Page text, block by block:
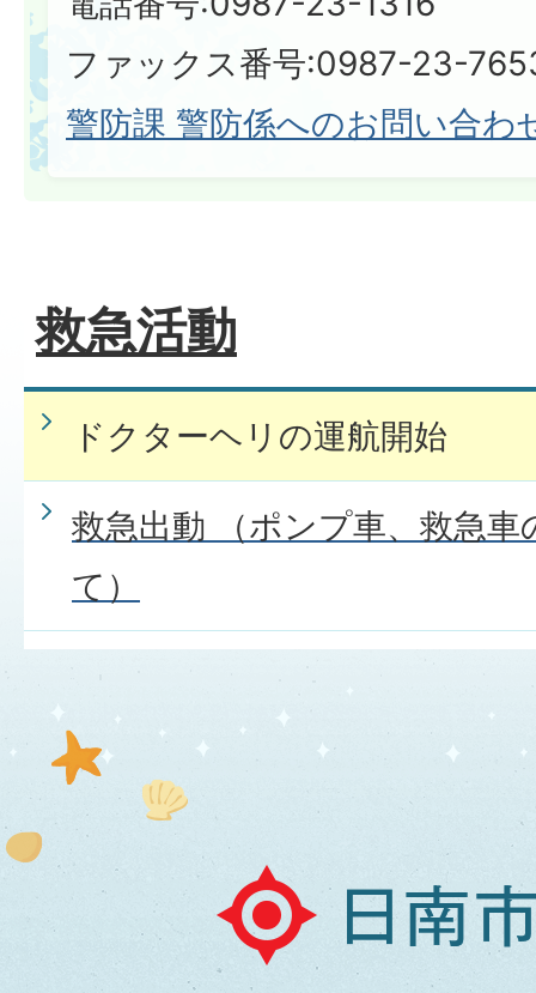
ファックス番号:0987-23-
警防課 警防係へのお問い合わ
救急活動
ドクターヘリの運航開始
救急出動 （ポンプ車、救急車
て）
日
南